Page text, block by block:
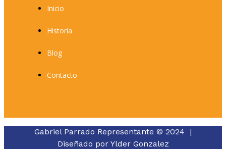
Inicio
Historia
Blog
Contacto
Gabriel Parrado Representante © 2024 |
Diseñado por Ylder Gonzalez